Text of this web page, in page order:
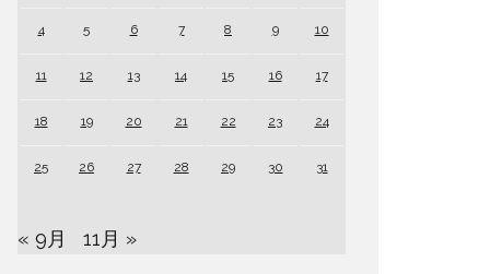
4 5 6 7 8 9 10
11 12 13 14 15 16 17
18 19 20 21 22 23 24
25 26 27 28 29 30 31
« 9月 11月 »